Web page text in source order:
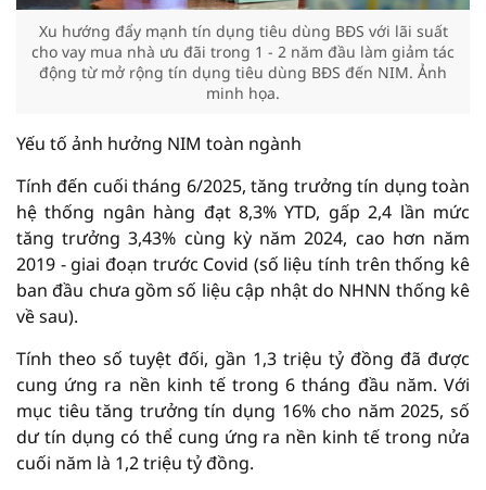
Xu hướng đẩy mạnh tín dụng tiêu dùng BĐS với lãi suất
cho vay mua nhà ưu đãi trong 1 - 2 năm đầu làm giảm tác
động từ mở rộng tín dụng tiêu dùng BĐS đến NIM. Ảnh
minh họa.
Yếu tố ảnh hưởng NIM toàn ngành
Tính đến cuối tháng 6/2025, tăng trưởng tín dụng toàn
hệ thống ngân hàng đạt 8,3% YTD, gấp 2,4 lần mức
tăng trưởng 3,43% cùng kỳ năm 2024, cao hơn năm
2019 - giai đoạn trước Covid (số liệu tính trên thống kê
ban đầu chưa gồm số liệu cập nhật do NHNN thống kê
về sau).
Tính theo số tuyệt đối, gần 1,3 triệu tỷ đồng đã được
cung ứng ra nền kinh tế trong 6 tháng đầu năm. Với
mục tiêu tăng trưởng tín dụng 16% cho năm 2025, số
dư tín dụng có thể cung ứng ra nền kinh tế trong nửa
cuối năm là 1,2 triệu tỷ đồng.